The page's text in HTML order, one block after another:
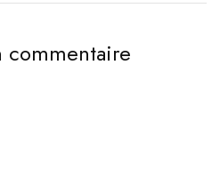
commentaire